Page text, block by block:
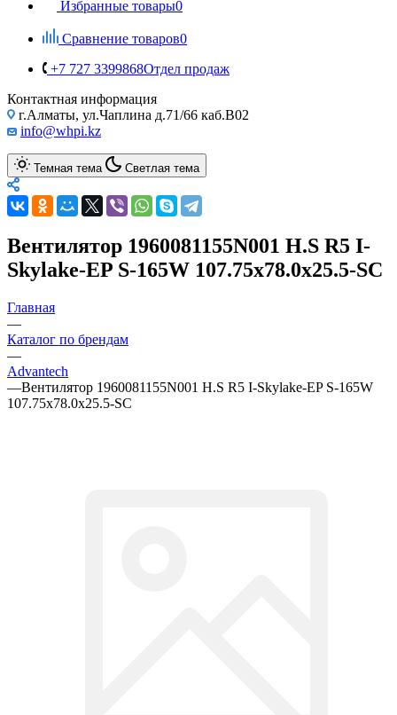
Избранные товары0
Сравнение товаров0
+7 727 3399868Отдел продаж
Контактная информация
г.Алматы, ул.Чаплина д.71/66 каб.B02
info@whpi.kz
Темная тема Светлая тема
Вентилятор 1960081155N001 H.S R5 I-
Skylake-EP S-165W 107.75x78.0x25.5-SC
Главная
—
Каталог по брендам
—
Advantech
—Вентилятор 1960081155N001 H.S R5 I-Skylake-EP S-165W
107.75x78.0x25.5-SC